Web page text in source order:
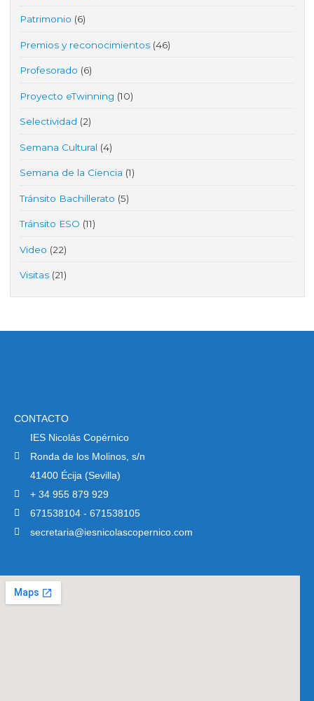
Patrimonio (6)
Premios y reconocimientos (46)
Profesorado (6)
Proyecto eTwinning (10)
Selectividad (2)
Semana Cultural (4)
Semana de la Ciencia (1)
Tránsito Bachillerato (5)
Tránsito ESO (11)
Video (22)
Visitas (21)
CONTACTO
IES Nicolás Copérnico
Ronda de los Molinos, s/n
41400 Écija (Sevilla)
+ 34 955 879 929
671538104 - 671538105
secretaria@iesnicolascopernico.com